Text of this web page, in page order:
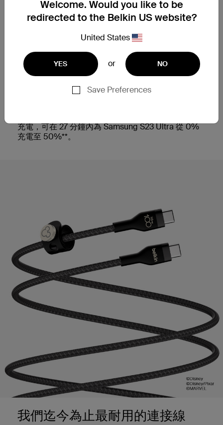
Welcome. Would you like to be
redirected to the Belkin US website?
United States
YES or NO
Save Preferences
經久耐用的保證
高度耐用的連接線經過測試，可承受 30,000 多次彎
曲*，*這些 USB-C 連接線使用壽命長，可與任何標準
USB-C 端口配合使用。 它們還通過了 USB-IF 認證，
可在您的所有設備上實現安全、無縫的性能。
充電，可在 27 分鐘內為 Samsung S23 Ultra 從 0%
充電至 50%**。
我們迄今為止最耐用的連接線